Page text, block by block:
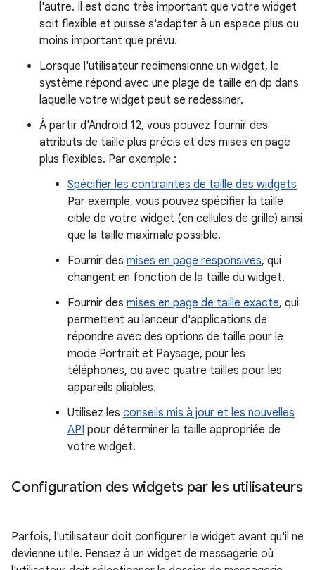
l'autre. Il est donc très important que votre widget
soit flexible et puisse s'adapter à un espace plus ou
moins important que prévu.
Lorsque l'utilisateur redimensionne un widget, le
système répond avec une plage de taille en dp dans
laquelle votre widget peut se redessiner.
À partir d'Android 12, vous pouvez fournir des
attributs de taille plus précis et des mises en page
plus flexibles. Par exemple :
Spécifier les contraintes de taille des widgets
Par exemple, vous pouvez spécifier la taille
cible de votre widget (en cellules de grille) ainsi
que la taille maximale possible.
Fournir des mises en page responsives, qui
changent en fonction de la taille du widget.
Fournir des mises en page de taille exacte, qui
permettent au lanceur d'applications de
répondre avec des options de taille pour le
mode Portrait et Paysage, pour les
téléphones, ou avec quatre tailles pour les
appareils pliables.
Utilisez les conseils mis à jour et les nouvelles
API pour déterminer la taille appropriée de
votre widget.
Configuration des widgets par les utilisateurs
Parfois, l'utilisateur doit configurer le widget avant qu'il ne
devienne utile. Pensez à un widget de messagerie où